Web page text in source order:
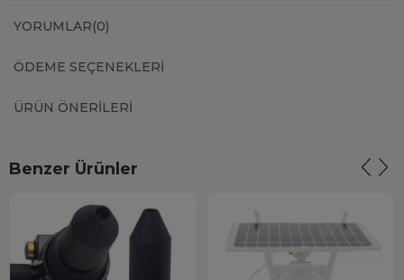
YORUMLAR(0)
ÖDEME SEÇENEKLERI
ÜRÜN ÖNERILERI
Benzer Ürünler